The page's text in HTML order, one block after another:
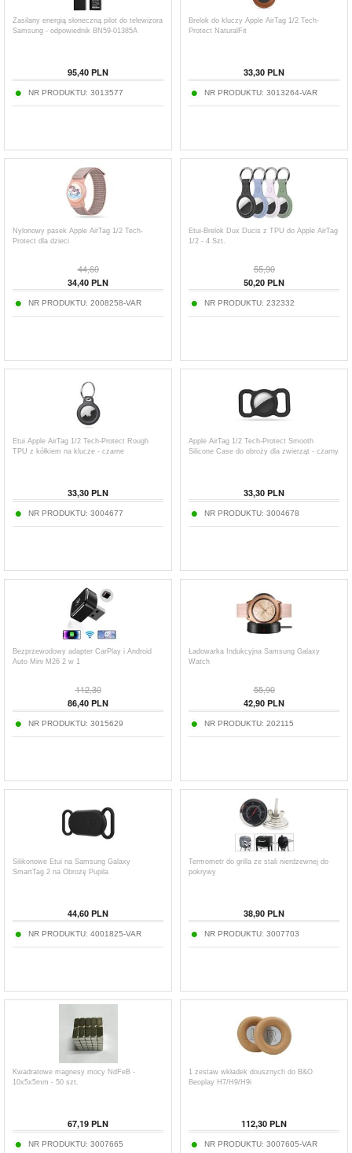
Zasilany energią słoneczną pilot do telewizora
Samsung - odpowiednik BN59-01385A
95,40 PLN
NR PRODUKTU: 3013577
Brelok do kluczy Apple AirTag 1/2 Tech-
Protect NaturalFit
33,30 PLN
NR PRODUKTU: 3013264-VAR
Nylonowy pasek Apple AirTag 1/2 Tech-
Protect dla dzieci
44,60
34,40 PLN
NR PRODUKTU: 2008258-VAR
Etui-Brelok Dux Ducis z TPU do Apple AirTag
1/2 - 4 Szt.
55,90
50,20 PLN
NR PRODUKTU: 232332
Etui Apple AirTag 1/2 Tech-Protect Rough
TPU z kółkiem na klucze - czarne
33,30 PLN
NR PRODUKTU: 3004677
Apple AirTag 1/2 Tech-Protect Smooth
Silicone Case do obroży dla zwierząt - czarny
33,30 PLN
NR PRODUKTU: 3004678
Bezprzewodowy adapter CarPlay i Android
Auto Mini M26 2 w 1
112,30
86,40 PLN
NR PRODUKTU: 3015629
Ładowarka Indukcyjna Samsung Galaxy
Watch
55,90
42,90 PLN
NR PRODUKTU: 202115
Silikonowe Etui na Samsung Galaxy
SmartTag 2 na Obrożę Pupila
44,60 PLN
NR PRODUKTU: 4001825-VAR
Termometr do grilla ze stali nierdzewnej do
pokrywy
38,90 PLN
NR PRODUKTU: 3007703
Kwadratowe magnesy mocy NdFeB -
10x5x5mm - 50 szt.
67,19 PLN
NR PRODUKTU: 3007665
1 zestaw wkładek dousznych do B&O
Beoplay H7/H9/H9i
112,30 PLN
NR PRODUKTU: 3007605-VAR